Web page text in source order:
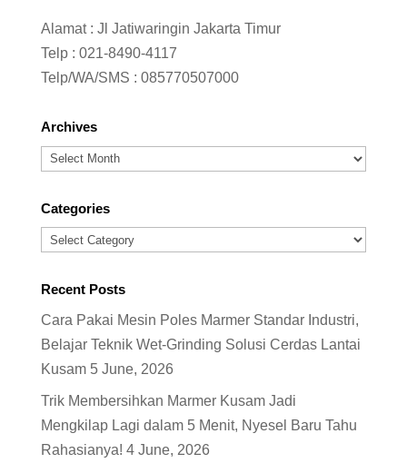
Alamat : Jl Jatiwaringin Jakarta Timur
Telp : 021-8490-4117
Telp/WA/SMS : 085770507000
Archives
Archives
Categories
Categories
Recent Posts
Cara Pakai Mesin Poles Marmer Standar Industri,
Belajar Teknik Wet-Grinding Solusi Cerdas Lantai
Kusam 5 June, 2026
Trik Membersihkan Marmer Kusam Jadi
Mengkilap Lagi dalam 5 Menit, Nyesel Baru Tahu
Rahasianya! 4 June, 2026